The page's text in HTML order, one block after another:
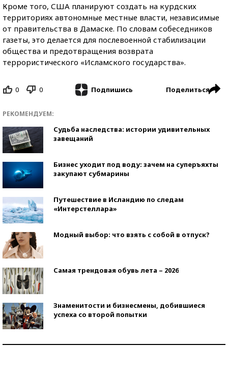
Кроме того, США планируют создать на курдских
территориях автономные местные власти, независимые
от правительства в Дамаске. По словам собеседников
газеты, это делается для послевоенной стабилизации
общества и предотвращения возврата
террористического «Исламского государства».
0 0 Подпишись Поделиться
РЕКОМЕНДУЕМ:
Судьба наследства: истории удивительных
завещаний
Бизнес уходит под воду: зачем на суперъяхты
закупают субмарины
Путешествие в Исландию по следам
«Интерстеллара»
Модный выбор: что взять с собой в отпуск?
Самая трендовая обувь лета – 2026
Знаменитости и бизнесмены, добившиеся
успеха со второй попытки